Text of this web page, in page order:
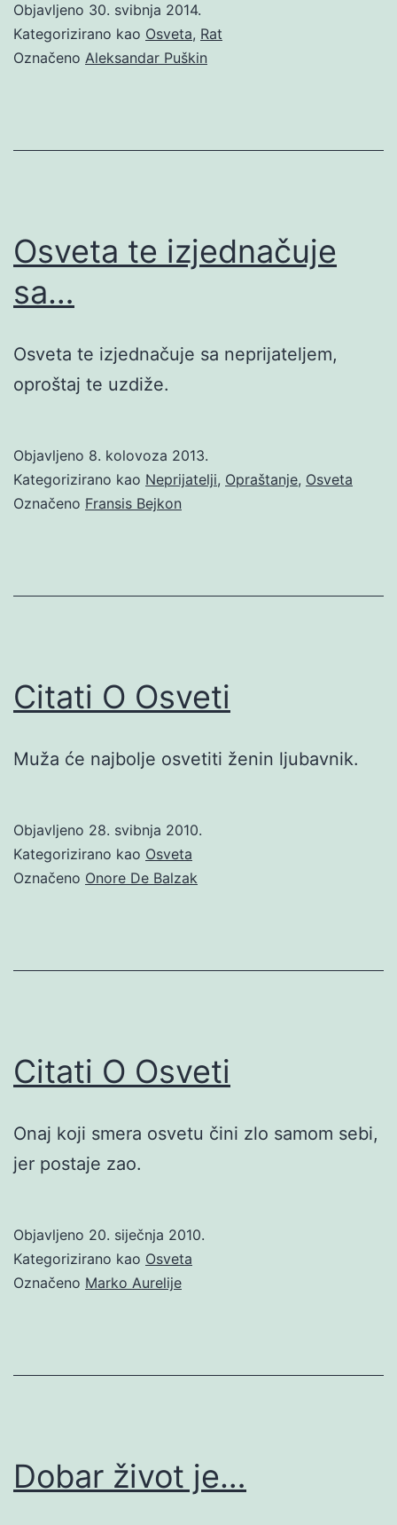
Objavljeno 30. svibnja 2014.
Kategorizirano kao Osveta, Rat
Označeno Aleksandar Puškin
Osveta te izjednačuje
sa…
Osveta te izjednačuje sa neprijateljem,
oproštaj te uzdiže.
Objavljeno 8. kolovoza 2013.
Kategorizirano kao Neprijatelji, Opraštanje, Osveta
Označeno Fransis Bejkon
Citati O Osveti
Muža će najbolje osvetiti ženin ljubavnik.
Objavljeno 28. svibnja 2010.
Kategorizirano kao Osveta
Označeno Onore De Balzak
Citati O Osveti
Onaj koji smera osvetu čini zlo samom sebi,
jer postaje zao.
Objavljeno 20. siječnja 2010.
Kategorizirano kao Osveta
Označeno Marko Aurelije
Dobar život je…